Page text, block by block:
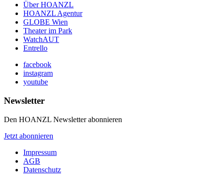
Über HOANZL
HOANZL Agentur
GLOBE Wien
Theater im Park
WatchAUT
Entrello
facebook
instagram
youtube
Newsletter
Den HOANZL Newsletter abonnieren
Jetzt abonnieren
Impressum
AGB
Datenschutz